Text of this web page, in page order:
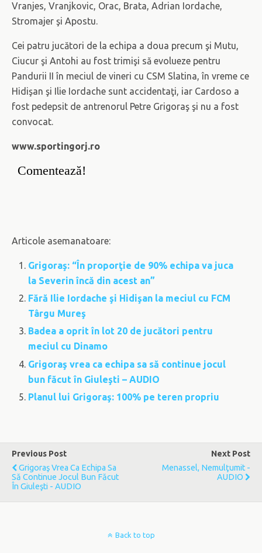
Vranjes, Vranjkovic, Orac, Brata, Adrian Iordache,
Stromajer şi Apostu.
Cei patru jucători de la echipa a doua precum şi Mutu,
Ciucur şi Antohi au fost trimişi să evolueze pentru
Pandurii II în meciul de vineri cu CSM Slatina, în vreme ce
Hidişan şi Ilie Iordache sunt accidentaţi, iar Cardoso a
fost pedepsit de antrenorul Petre Grigoraş şi nu a fost
convocat.
www.sportingorj.ro
Comentează!
Articole asemanatoare:
Grigoraş: “În proporţie de 90% echipa va juca
la Severin încă din acest an”
Fără Ilie Iordache şi Hidişan la meciul cu FCM
Târgu Mureş
Badea a oprit în lot 20 de jucători pentru
meciul cu Dinamo
Grigoraş vrea ca echipa sa să continue jocul
bun făcut în Giuleşti – AUDIO
Planul lui Grigoraş: 100% pe teren propriu
Previous Post
Grigoraş Vrea Ca Echipa Sa
Să Continue Jocul Bun Făcut
În Giuleşti - AUDIO
Next Post
Menassel, Nemulţumit -
AUDIO
Back to top